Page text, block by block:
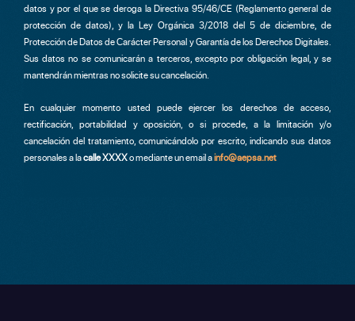
datos y por el que se deroga la Directiva 95/46/CE (Reglamento general de
protección de datos), y la Ley Orgánica 3/2018 del 5 de diciembre, de
Protección de Datos de Carácter Personal y Garantía de los Derechos Digitales.
Sus datos no se comunicarán a terceros, excepto por obligación legal, y se
mantendrán mientras no solicite su cancelación.
En cualquier momento usted puede ejercer los derechos de acceso,
rectificación, portabilidad y oposición, o si procede, a la limitación y/o
cancelación del tratamiento, comunicándolo por escrito, indicando sus datos
personales a lacalle XXXXo mediante un email ainfo@aepsa.net